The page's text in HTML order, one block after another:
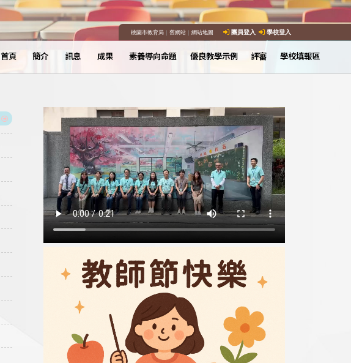
桃園市教育局｜ 舊網站｜ 網站地圖 團員登入 學校登入
首頁 簡介 訊息 成果 素養導向命題 優良教學示例 評審 學校填報區